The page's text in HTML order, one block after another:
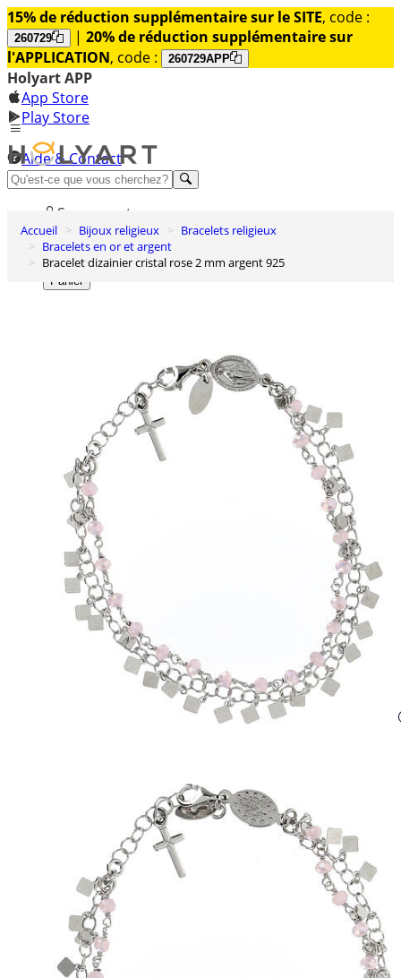
15% de réduction supplémentaire sur le SITE, code :
260729 | 20% de réduction supplémentaire sur
l'APPLICATION, code : 260729APP
Holyart APP
App Store
Play Store
Aide & Contact
Découvrez Premium
Se connecter
Liste des envies
0
Panier
Accueil Bijoux religieux
Bracelets religieux
Bracelets en or et argent
Bracelet dizainier cristal rose 2 mm argent 925